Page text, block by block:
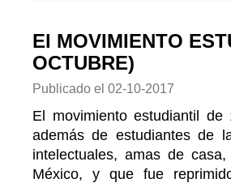
El MOVIMIENTO
OCTUBRE)
Publicado el 02-10-2017
El movimiento estudiantil
además de estudiantes de
intelectuales, amas de
México, y que fue